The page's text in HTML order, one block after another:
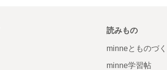
読みもの
minneとものづ
minne学習帖